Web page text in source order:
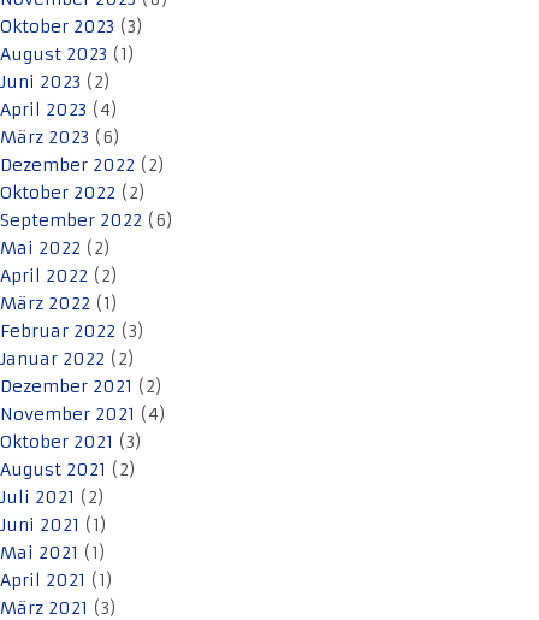
Oktober 2023 (3)
August 2023 (1)
Juni 2023 (2)
April 2023 (4)
März 2023 (6)
Dezember 2022 (2)
Oktober 2022 (2)
September 2022 (6)
Mai 2022 (2)
April 2022 (2)
März 2022 (1)
Februar 2022 (3)
Januar 2022 (2)
Dezember 2021 (2)
November 2021 (4)
Oktober 2021 (3)
August 2021 (2)
Juli 2021 (2)
Juni 2021 (1)
Mai 2021 (1)
April 2021 (1)
März 2021 (3)